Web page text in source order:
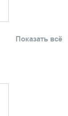
Показать всё